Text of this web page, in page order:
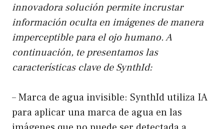
innovadora solución permite incrustar
información oculta en imágenes de manera
imperceptible para el ojo humano. A
continuación, te presentamos las
características clave de SynthId:
– Marca de agua invisible: SynthId utiliza IA
para aplicar una marca de agua en las